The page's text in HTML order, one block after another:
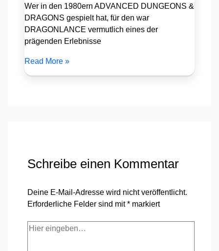
Wer in den 1980ern ADVANCED DUNGEONS &
DRAGONS gespielt hat, für den war
DRAGONLANCE vermutlich eines der
prägenden Erlebnisse
Read More »
Schreibe einen Kommentar
Deine E-Mail-Adresse wird nicht veröffentlicht.
Erforderliche Felder sind mit* markiert
Hier